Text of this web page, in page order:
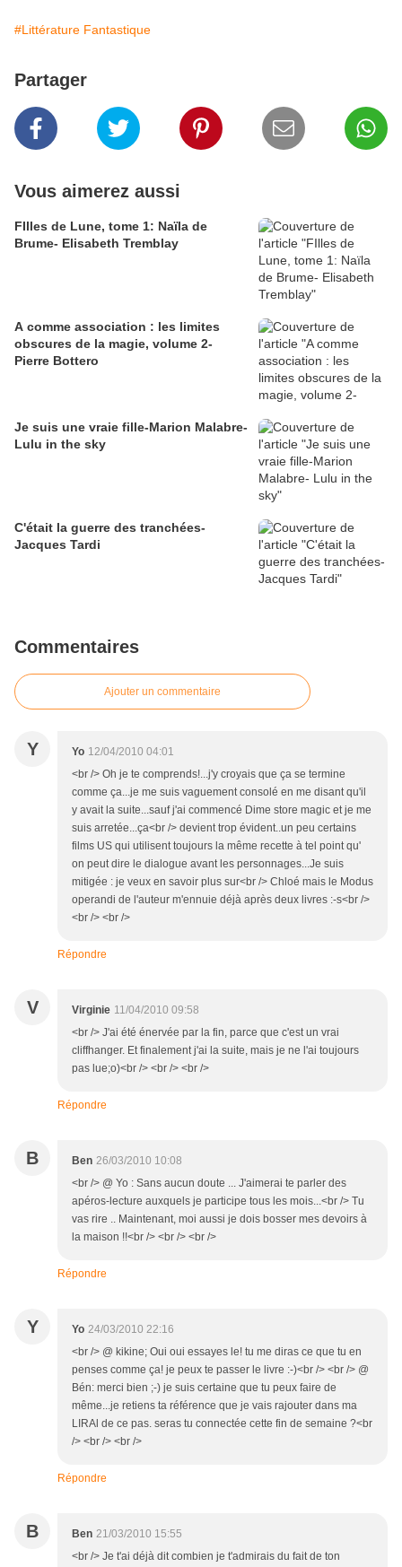
#Littérature Fantastique
Partager
Vous aimerez aussi
FIlles de Lune, tome 1: Naïla de
Brume- Elisabeth Tremblay
A comme association : les limites
obscures de la magie, volume 2-
Pierre Bottero
Je suis une vraie fille-Marion Malabre-
Lulu in the sky
C'était la guerre des tranchées-
Jacques Tardi
Commentaires
Ajouter un commentaire
Y Yo 12/04/2010 04:01
<br /> Oh je te comprends!...j'y croyais que ça se termine
comme ça...je me suis vaguement consolé en me disant qu'il
y avait la suite...sauf j'ai commencé Dime store magic et je me
suis arretée...ça<br /> devient trop évident..un peu certains
films US qui utilisent toujours la même recette à tel point qu'
on peut dire le dialogue avant les personnages...Je suis
mitigée : je veux en savoir plus sur<br /> Chloé mais le Modus
operandi de l'auteur m'ennuie déjà après deux livres :-s<br />
<br /> <br />
Répondre
V Virginie 11/04/2010 09:58
<br /> J'ai été énervée par la fin, parce que c'est un vrai
cliffhanger. Et finalement j'ai la suite, mais je ne l'ai toujours
pas lue;o)<br /> <br /> <br />
Répondre
B Ben 26/03/2010 10:08
<br /> @ Yo : Sans aucun doute ... J'aimerai te parler des
apéros-lecture auxquels je participe tous les mois...<br /> Tu
vas rire .. Maintenant, moi aussi je dois bosser mes devoirs à
la maison !!<br /> <br /> <br />
Répondre
Y Yo 24/03/2010 22:16
<br /> @ kikine; Oui oui essayes le! tu me diras ce que tu en
penses comme ça! je peux te passer le livre :-)<br /> <br /> @
Bén: merci bien ;-) je suis certaine que tu peux faire de
même...je retiens ta référence que je vais rajouter dans ma
LIRAl de ce pas. seras tu connectée cette fin de semaine ?<br
/> <br /> <br />
Répondre
B Ben 21/03/2010 15:55
<br /> Je t'ai déjà dit combien je t'admirais du fait de ton